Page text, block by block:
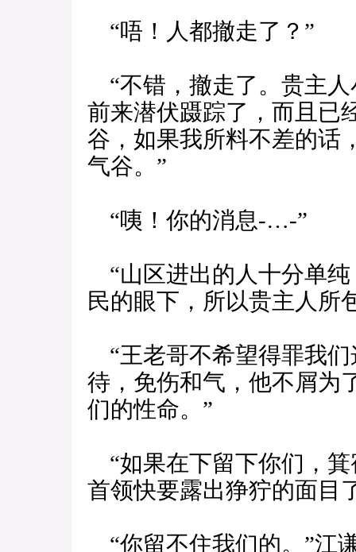
“唔！人都撤走了？”
“不错，撤走了。贵主
前来潜伏蹑踪了，而且已
谷，如果我所料不差的话
气谷。”
“咦！你的消息-…-”
“山区进出的人十分单
民的眼下，所以贵主人所
“王老哥不希望得罪我
待，免伤和气，他不屑为
们的性命。”
“如果在下留下你们，箕
首领快要露出狰狞的面目
“你留不住我们的。”江